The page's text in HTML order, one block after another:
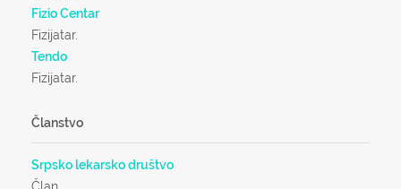
Fizio Centar
Fizijatar.
Tendo
Fizijatar.
Članstvo
Srpsko lekarsko društvo